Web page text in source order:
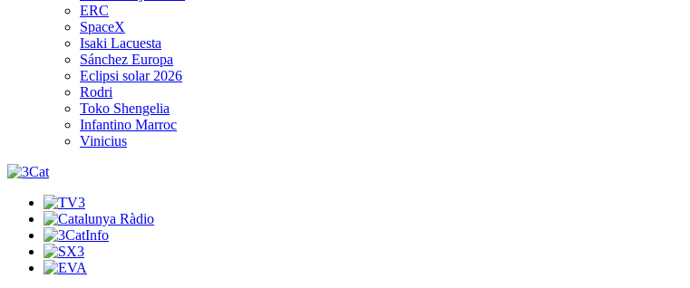
ERC
SpaceX
Isaki Lacuesta
Sánchez Europa
Eclipsi solar 2026
Rodri
Toko Shengelia
Infantino Marroc
Vinicius